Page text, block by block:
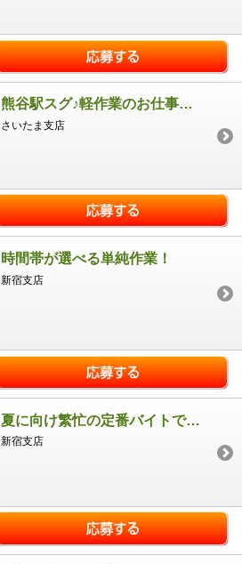
熊谷駅スグ♪軽作業のお仕事です！
さいたま支店
時間帯が選べる単純作業！
新宿支店
夏に向け繁忙の定番バイトです！
新宿支店